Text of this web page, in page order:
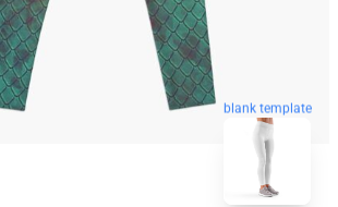
blank template